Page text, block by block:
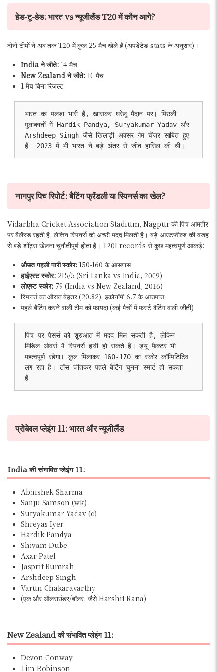
हेड-टू-हेड: भारत vs न्यूजीलैंड T20 में कौन आगे?
दोनों टीमों ने अब तक T20 में कुल 25 मैच खेले हैं (अपडेटेड stats के अनुसार)।
India ने जीते: 14 मैच
New Zealand ने जीते: 10 मैच
1 मैच बिना रिजल्ट
भारत का पलड़ा भारी है, खासकर घरेलू मैदान पर। पिछली
मुलाकातों में Hardik Pandya, Suryakumar Yadav और
Arshdeep Singh जैसे खिलाड़ी अक्सर गेम चेंजर साबित हुए
हैं। 2023 में भी भारत ने बड़े अंतर से जीत हासिल की थी।
नागपुर पिच रिपोर्ट: बैटिंग फ्रेंडली या स्पिनर्स का खेल?
Vidarbha Cricket Association Stadium, Nagpur की पिच आमतौर
पर बैलेंस्ड रहती है, लेकिन स्पिनर्स को अच्छी मदद मिलती है। बड़े आउटफील्ड की वजह
से बड़े शॉट्स खेलना चुनौतीपूर्ण होता है। T20I records से कुछ महत्वपूर्ण आंकड़े:
औसत पहली पारी स्कोर: 150-160 के आसपास
हाईएस्ट स्कोर: 215/5 (Sri Lanka vs India, 2009)
लोएस्ट स्कोर: 79 (India vs New Zealand, 2016)
स्पिनर्स का औसत बेहतर (20.82), इकोनॉमी 6.7 के आसपास
पहले बैटिंग करने वाली टीम को फायदा (कई मैचों में फर्स्ट बैटिंग वाली जीती)
पिच पर पेसर्स को शुरुआत में मदद मिल सकती है, लेकिन
मिडिल ओवर्स में स्पिनर्स हावी हो सकते हैं। ड्यू फैक्टर भी
महत्वपूर्ण रहेगा। कुल मिलाकर 160-170 का स्कोर कॉम्पिटिटिव
लग रहा है। टॉस जीतकर पहले बैटिंग चुनना स्मार्ट हो सकता
है।
प्रोबेबल प्लेइंग 11: भारत और न्यूजीलैंड
India की संभावित प्लेइंग 11:
Abhishek Sharma
Sanju Samson (wk)
Suryakumar Yadav (c)
Shreyas Iyer
Hardik Pandya
Shivam Dube
Axar Patel
Jasprit Bumrah
Arshdeep Singh
Varun Chakaravarthy
(एक और ऑलराउंडर/बॉलर, जैसे Harshit Rana)
New Zealand की संभावित प्लेइंग 11:
Devon Conway
Tim Robinson